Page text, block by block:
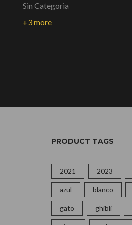
Sin Categoria
+3 more
PRODUCT TAGS
2021 2023
azul blanco
gato ghibli